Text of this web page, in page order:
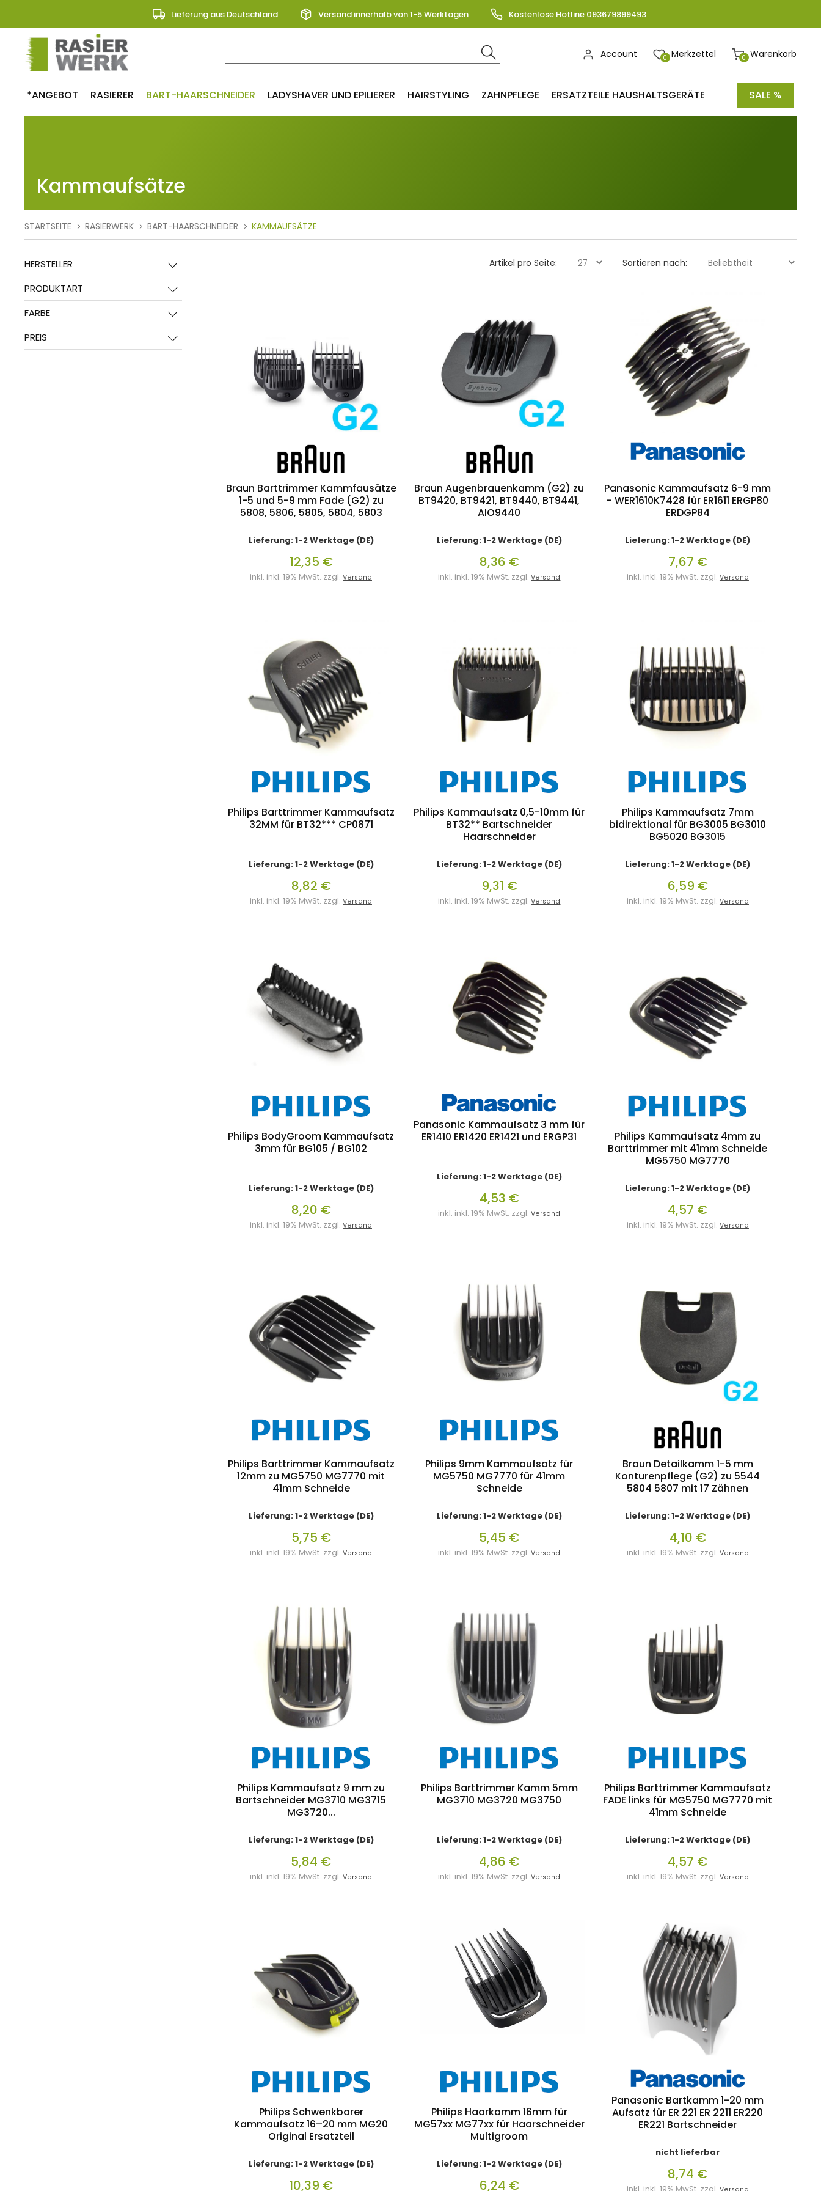
Lieferung aus Deutschland Versand innerhalb von 1-5 Werktagen Kostenlose Hotline 093679899493
0 Warenkorb
0 Merkzettel
Account
*ANGEBOT RASIERER BART-HAARSCHNEIDER LADYSHAVER UND EPILIERER HAIRSTYLING ZAHNPFLEGE ERSATZTEILE HAUSHALTSGERÄTE SALE %
Kammaufsätze
STARTSEITE RASIERWERK BART-HAARSCHNEIDER KAMMAUFSÄTZE
HERSTELLER
PRODUKTART
FARBE
PREIS
Sortieren nach:
Artikel pro Seite:
Braun Barttrimmer Kammfausätze
1-5 und 5-9 mm Fade (G2) zu
5808, 5806, 5805, 5804, 5803
Lieferung: 1-2 Werktage (DE)
12,35 €
inkl. inkl. 19% MwSt. zzgl. Versand
Braun Augenbrauenkamm (G2) zu
BT9420, BT9421, BT9440, BT9441,
AIO9440
Lieferung: 1-2 Werktage (DE)
8,36 €
inkl. inkl. 19% MwSt. zzgl.Versand
Panasonic Kammaufsatz 6-9 mm
- WER1610K7428 für ER1611 ERGP80
ERDGP84
Lieferung: 1-2 Werktage (DE)
7,67 €
inkl. inkl. 19% MwSt. zzgl. Versand
Philips Barttrimmer Kammaufsatz
32MM für BT32*** CP0871
Lieferung: 1-2 Werktage (DE)
8,82 €
inkl. inkl. 19% MwSt. zzgl. Versand
Philips Kammaufsatz 0,5-10mm für
BT32** Bartschneider
Haarschneider
Lieferung: 1-2 Werktage (DE)
9,31 €
inkl. inkl. 19% MwSt. zzgl.Versand
Philips Kammaufsatz 7mm
bidirektional für BG3005 BG3010
BG5020 BG3015
Lieferung: 1-2 Werktage (DE)
6,59 €
inkl. inkl. 19% MwSt. zzgl. Versand
Philips BodyGroom Kammaufsatz
3mm für BG105 / BG102
Lieferung: 1-2 Werktage (DE)
8,20 €
inkl. inkl. 19% MwSt. zzgl. Versand
Panasonic Kammaufsatz 3 mm für
ER1410 ER1420 ER1421 und ERGP31
Lieferung: 1-2 Werktage (DE)
4,53 €
inkl. inkl. 19% MwSt. zzgl.Versand
Philips Kammaufsatz 4mm zu
Barttrimmer mit 41mm Schneide
MG5750 MG7770
Lieferung: 1-2 Werktage (DE)
4,57 €
inkl. inkl. 19% MwSt. zzgl. Versand
Philips Barttrimmer Kammaufsatz
12mm zu MG5750 MG7770 mit
41mm Schneide
Lieferung: 1-2 Werktage (DE)
5,75 €
inkl. inkl. 19% MwSt. zzgl. Versand
Philips 9mm Kammaufsatz für
MG5750 MG7770 für 41mm
Schneide
Lieferung: 1-2 Werktage (DE)
5,45 €
inkl. inkl. 19% MwSt. zzgl.Versand
Braun Detailkamm 1-5 mm
Konturenpflege (G2) zu 5544
5804 5807 mit 17 Zähnen
Lieferung: 1-2 Werktage (DE)
4,10 €
inkl. inkl. 19% MwSt. zzgl. Versand
Philips Kammaufsatz 9 mm zu
Bartschneider MG3710 MG3715
MG3720...
Lieferung: 1-2 Werktage (DE)
5,84 €
inkl. inkl. 19% MwSt. zzgl. Versand
Philips Barttrimmer Kamm 5mm
MG3710 MG3720 MG3750
Lieferung: 1-2 Werktage (DE)
4,86 €
inkl. inkl. 19% MwSt. zzgl.Versand
Philips Barttrimmer Kammaufsatz
FADE links für MG5750 MG7770 mit
41mm Schneide
Lieferung: 1-2 Werktage (DE)
4,57 €
inkl. inkl. 19% MwSt. zzgl. Versand
Philips Schwenkbarer
Kammaufsatz 16–20 mm MG20
Original Ersatzteil
Lieferung: 1-2 Werktage (DE)
10,39 €
Philips Haarkamm 16mm für
MG57xx MG77xx für Haarschneider
Multigroom
Lieferung: 1-2 Werktage (DE)
6,24 €
Panasonic Bartkamm 1-20 mm
Aufsatz für ER 221 ER 2211 ER220
ER221 Bartschneider
nicht lieferbar
8,74 €